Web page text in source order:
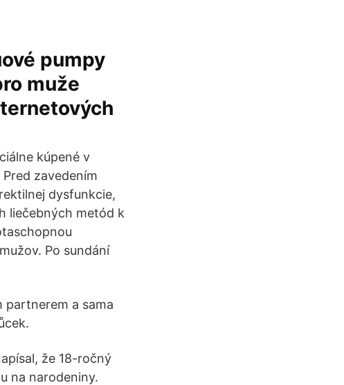
pumpy
muže
kúpené v
zavedením
dysfunkcie,
liečebných metód k
Po sundání
partnerem a sama
že 18-ročný
na narodeniny.